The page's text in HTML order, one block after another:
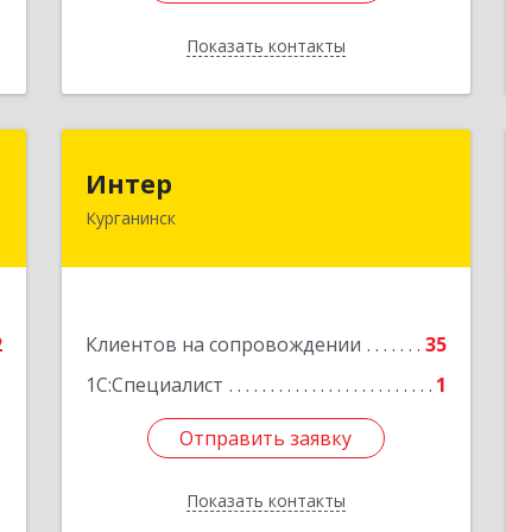
Показать контакты
Назад
Интер
Курганинск
Клиентов на сопровождении
35
1С:Специалист
1
Отправить заявку
Показать контакты
352430, Краснодарский край,
Подробнее
Отправить заявку
Назад